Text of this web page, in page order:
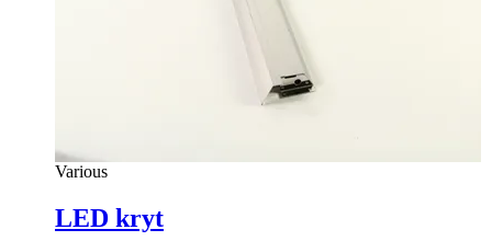
Various
LED kryt